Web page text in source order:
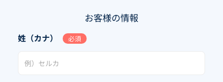
お客様の情報
姓（カナ） 必須